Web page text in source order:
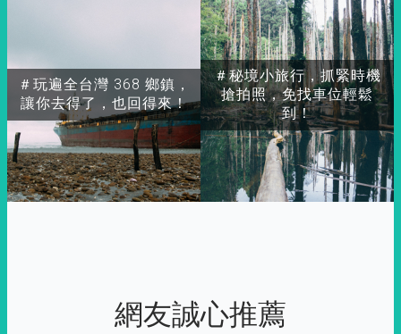
＃玩遍全台灣 368 鄉鎮，
讓你去得了，也回得來！
＃秘境小旅行，抓緊時機
搶拍照，免找車位輕鬆
到！
網友誠心推薦